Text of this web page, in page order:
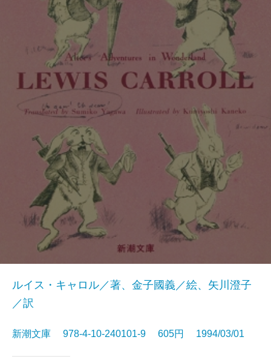
ルイス・キャロル／著、金子國義／絵、矢川澄子
／訳
新潮文庫 978-4-10-240101-9 605円 1994/03/01